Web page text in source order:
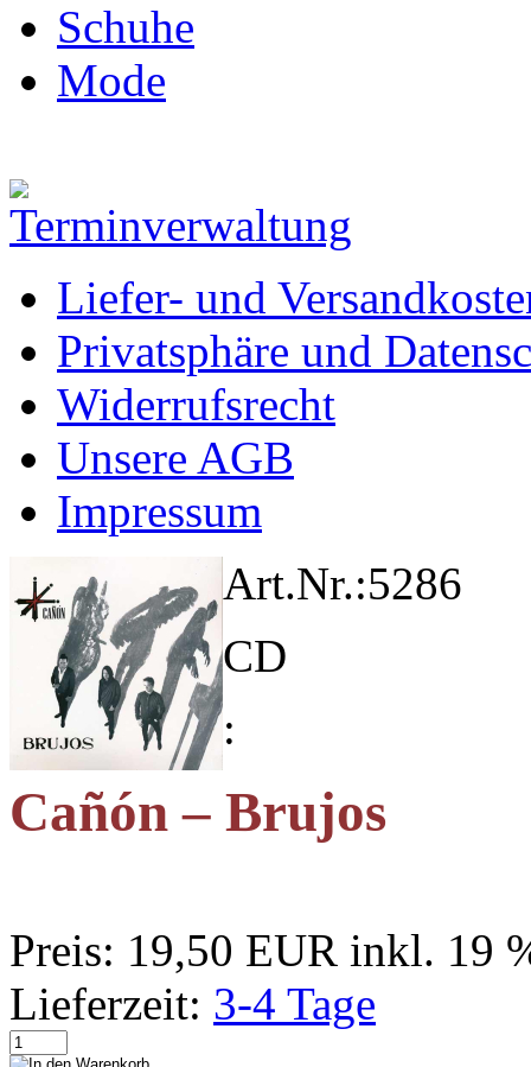
Schuhe
Mode
Liefer- und
Privatsphäre und
Widerrufsrecht
Unsere AGB
Impressum
Art.Nr.:5286
CD
:
Cañón – Brujos
Preis: 19,50 EUR inkl. 19
Lieferzeit: 3-4 Tage